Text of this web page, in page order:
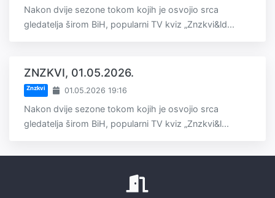
Nakon dvije sezone tokom kojih je osvojio srca
gledatelja širom BiH, popularni TV kviz „Znzkvi&ld...
ZNZKVI, 01.05.2026.
Znzkvi 01.05.2026 19:16
Nakon dvije sezone tokom kojih je osvojio srca
gledatelja širom BiH, popularni TV kviz „Znzkvi&l...